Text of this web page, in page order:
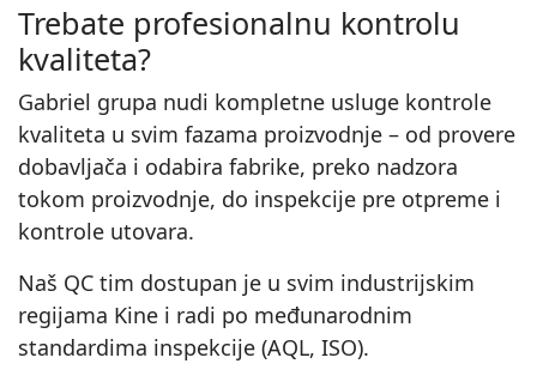
Trebate profesionalnu kontrolu
kvaliteta?
Gabriel grupa nudi kompletne usluge kontrole
kvaliteta u svim fazama proizvodnje – od provere
dobavljača i odabira fabrike, preko nadzora
tokom proizvodnje, do inspekcije pre otpreme i
kontrole utovara.
Naš QC tim dostupan je u svim industrijskim
regijama Kine i radi po međunarodnim
standardima inspekcije (AQL, ISO).